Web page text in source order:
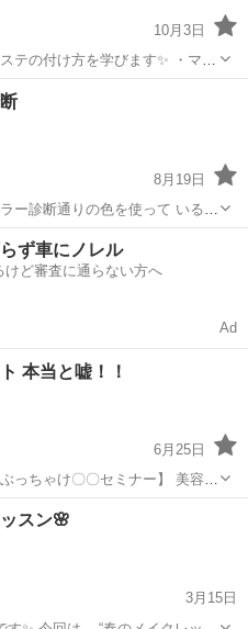
10月3日
テの付け方を学びます✨ ・マネ
時間¥176000（税込） 教材別途
方は 不足分のみご購入...
ク
8月19日
メイク
ず車にノレル
ど審査に通らない方へ
Ad
本当と嘘！！
6月25日
ゃけ〇〇セミナー】 美容や
今だからこそ、知ってほしい！
ースなされた美容のプロと、 元
スン🌸
3月15日